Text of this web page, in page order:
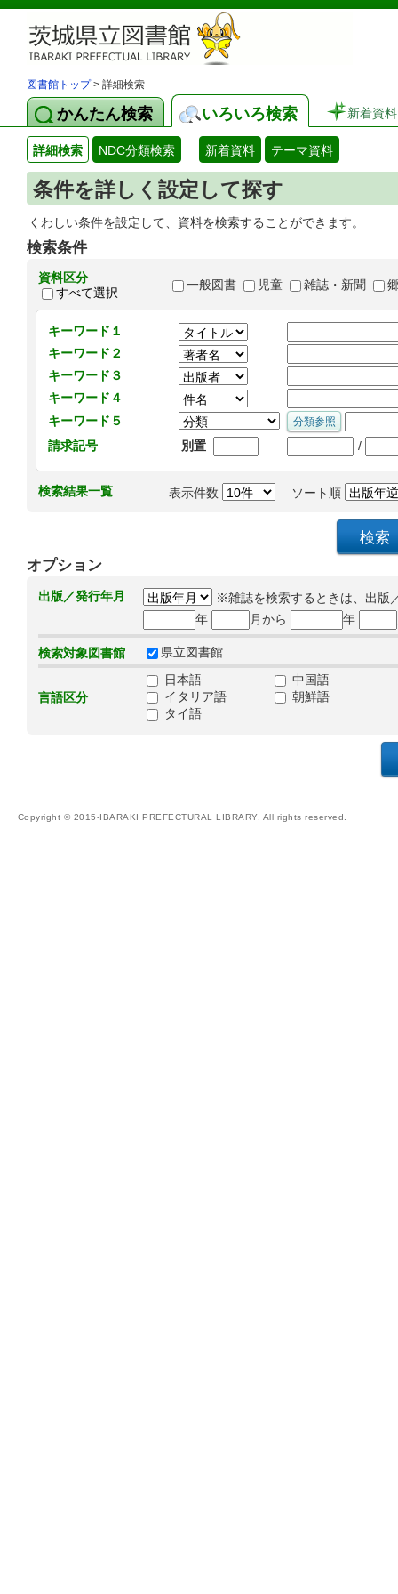
図書館トップ> 詳細検索
かんたん検索 いろいろ検索 新着資料
詳細検索 NDC分類検索 新着資料 テーマ資料
条件を詳しく設定して探す
くわしい条件を設定して、資料を検索することができます。
検索条件
資料区分
すべて選択
一般図書 児童 雑誌・新聞
キーワード１
キーワード２
キーワード３
キーワード４
キーワード５
請求記号
別置 /
検索結果一覧 表示件数 ソート順
オプション
出版／発行年月
※雑誌を検索するときは、出版
年
月から 年
検索対象図書館 県立図書館
言語区分
日本語
中国語
イタリア語
朝鮮語
タイ語
Copyright © 2015-IBARAKI PREFECTURAL LIBRARY. All rights reserved.